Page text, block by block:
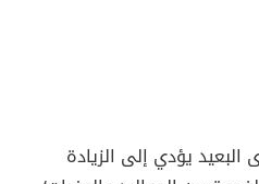
يؤدي إلى الزيادة